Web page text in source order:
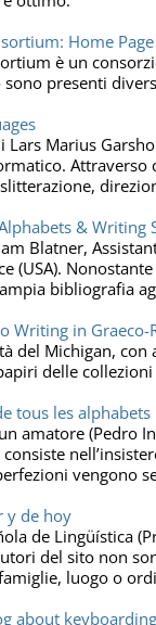
Home Page
è un
sono presenti
Lars Marius
Attraverso
& Writing
Blatner,
(USA).
bibliografia
Writing in Graeco-
del Michigan,
delle collezioni
tous les alphabets
amatore (Pedro
vengono
y de hoy
de Lingüística
del sito non
luogo o
about